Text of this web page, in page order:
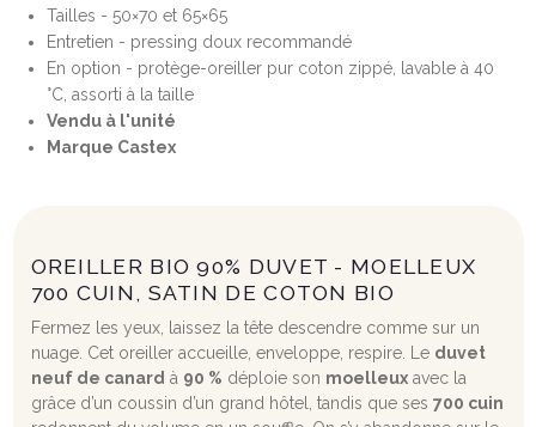
Tailles - 50×70 et 65×65
Entretien - pressing doux recommandé
En option - protège-oreiller pur coton zippé, lavable à 40
°C, assorti à la taille
Vendu à l'unité
Marque Castex
OREILLER BIO 90% DUVET - MOELLEUX
700 CUIN, SATIN DE COTON BIO
Fermez les yeux, laissez la tête descendre comme sur un
nuage. Cet oreiller accueille, enveloppe, respire. Le duvet
neuf de canard à 90 % déploie son moelleuxavec la
grâce d’un coussin d’un grand hôtel, tandis que ses 700 cuin